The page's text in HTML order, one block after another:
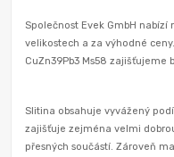
Společnost Evek GmbH
velikostech a za výhodné
CuZn39Pb3 Ms58 zajišťujeme
Slitina obsahuje vyvážený
zajišťuje zejména velmi
přesných součástí. Zároveň